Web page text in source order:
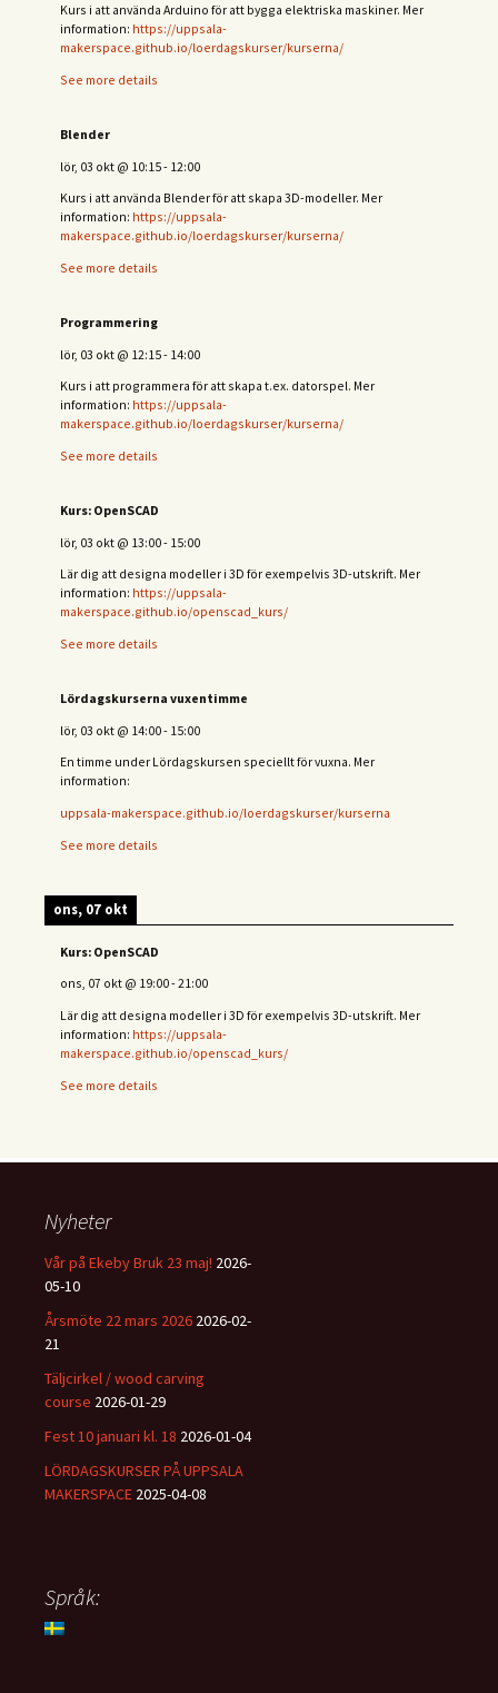
Kurs i att använda Arduino för att bygga elektriska maskiner. Mer
information: https://uppsala-
makerspace.github.io/loerdagskurser/kurserna/
See more details
Blender
lör, 03 okt @ 10:15- 12:00
Kurs i att använda Blender för att skapa 3D-modeller. Mer
information: https://uppsala-
makerspace.github.io/loerdagskurser/kurserna/
See more details
Programmering
lör, 03 okt @ 12:15- 14:00
Kurs i att programmera för att skapa t.ex. datorspel. Mer
information: https://uppsala-
makerspace.github.io/loerdagskurser/kurserna/
See more details
Kurs: OpenSCAD
lör, 03 okt @ 13:00- 15:00
Lär dig att designa modeller i 3D för exempelvis 3D-utskrift. Mer
information: https://uppsala-
makerspace.github.io/openscad_kurs/
See more details
Lördagskurserna vuxentimme
lör, 03 okt @ 14:00- 15:00
En timme under Lördagskursen speciellt för vuxna. Mer
information:
uppsala-makerspace.github.io/loerdagskurser/kurserna
See more details
ons, 07 okt
Kurs: OpenSCAD
ons, 07 okt @ 19:00-21:00
Lär dig att designa modeller i 3D för exempelvis 3D-utskrift. Mer
information: https://uppsala-
makerspace.github.io/openscad_kurs/
See more details
Nyheter
Vår på Ekeby Bruk 23 maj! 2026-
05-10
Årsmöte 22 mars 2026 2026-02-
21
Täljcirkel / wood carving
course 2026-01-29
Fest 10 januari kl. 18 2026-01-04
LÖRDAGSKURSER PÅ UPPSALA
MAKERSPACE 2025-04-08
Språk: